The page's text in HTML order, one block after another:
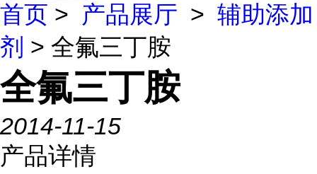
首页 > 产品展厅 > 辅助添加
剂 > 全氟三丁胺
全氟三丁胺
2014-11-15
产品详情